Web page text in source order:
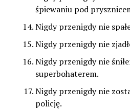
śpiewaniu pod
Nigdy przenigdy nie
Nigdy przenigdy nie
Nigdy przenigdy nie
superbohaterem.
Nigdy przenigdy nie
policję.